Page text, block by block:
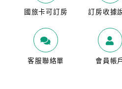
國旅卡可訂房 訂房收據
客服聯絡單 會員帳